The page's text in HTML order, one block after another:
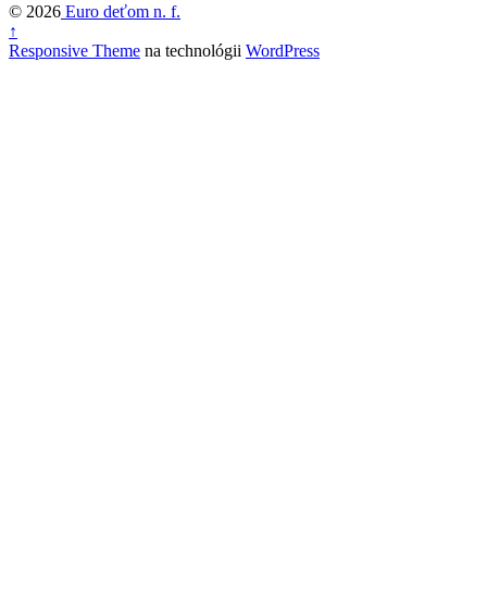
© 2026 Euro deťom n. f.
↑
Responsive Theme na technológii WordPress